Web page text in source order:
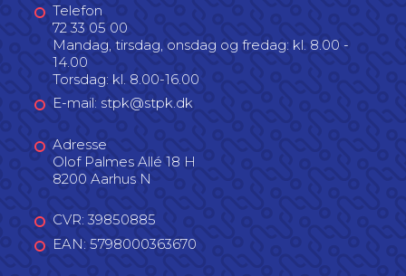
Telefon
72 33 05 00
Mandag, tirsdag, onsdag og fredag: kl. 8.00 -
14.00
Torsdag: kl. 8.00-16.00
E-mail: stpk@stpk.dk
Adresse
Olof Palmes Allé 18 H
8200 Aarhus N
CVR: 39850885
EAN: 5798000363670